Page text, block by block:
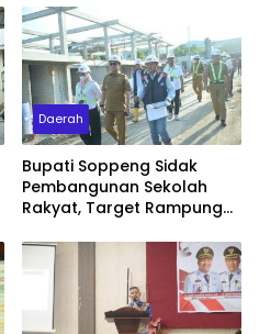
Daerah
Bupati Soppeng Sidak
Pembangunan Sekolah
Rakyat, Target Rampung